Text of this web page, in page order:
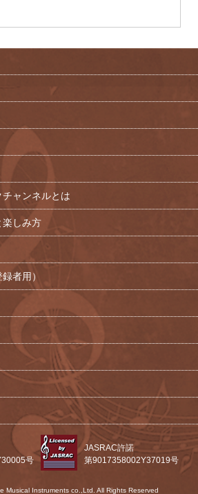
チャンネルとは
楽しみ方
者用）
号
JASRAC許諾
第9017358002Y37019号
Musical Instruments co.,Ltd. All Rights Reserved